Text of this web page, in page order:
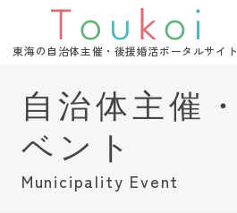
東海の自治体主催・後援婚活ポータルサイト
Municipality Event